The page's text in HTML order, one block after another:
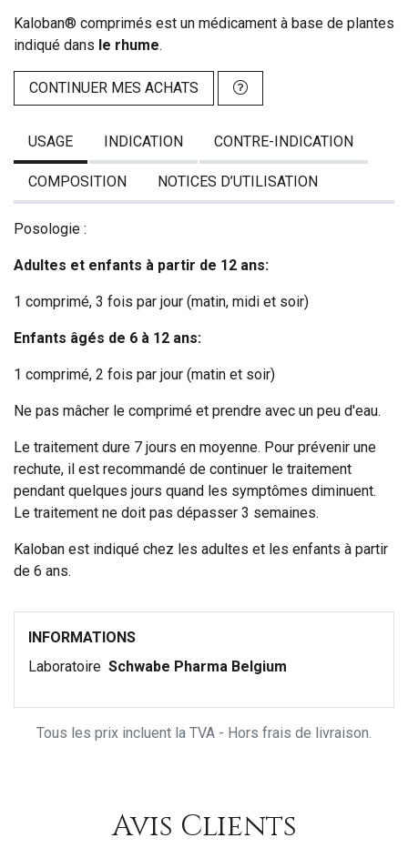
Kaloban® comprimés est un médicament à base de plantes
indiqué dans le rhume.
CONTINUER MES ACHATS
USAGE INDICATION CONTRE-INDICATION
COMPOSITION NOTICES D’UTILISATION
Posologie :
Adultes et enfants à partir de 12 ans:
1 comprimé, 3 fois par jour (matin, midi et soir)
Enfants âgés de 6 à 12 ans:
1 comprimé, 2 fois par jour (matin et soir)
Ne pas mâcher le comprimé et prendre avec un peu d'eau.
Le traitement dure 7 jours en moyenne. Pour prévenir une
rechute, il est recommandé de continuer le traitement
pendant quelques jours quand les symptômes diminuent.
Le traitement ne doit pas dépasser 3 semaines.
Kaloban est indiqué chez les adultes et les enfants à partir
de 6 ans.
INFORMATIONS
Laboratoire Schwabe Pharma Belgium
Tous les prix incluent la TVA - Hors frais de livraison.
Avis Clients